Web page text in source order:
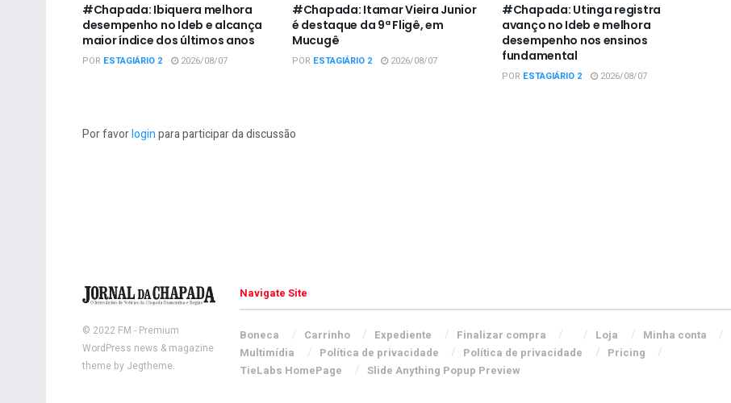
#Chapada: Ibiquera melhora
desempenho no Ideb e alcança
maior índice dos últimos anos
POR ESTAGIÁRIO 2 2026/08/07
#Chapada: Itamar Vieira Junior
é destaque da 9ª Fligê, em
Mucugê
POR ESTAGIÁRIO 2 2026/08/07
#Chapada: Utinga registra
avanço no Ideb e melhora
desempenho nos ensinos
fundamental
POR ESTAGIÁRIO 2 2026/08/07
Por favorloginpara participar da discussão
© 2022 FM - Premium
WordPress news & magazine
theme by Jegtheme.
Navigate Site
Boneca Carrinho Expediente Finalizar compra Loja
Minha conta
Multimídia
Política de privacidade Política de privacidade
Pricing
TieLabs HomePage
Slide Anything Popup Preview